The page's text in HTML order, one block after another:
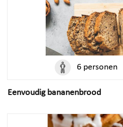
6 personen
Eenvoudig bananenbrood